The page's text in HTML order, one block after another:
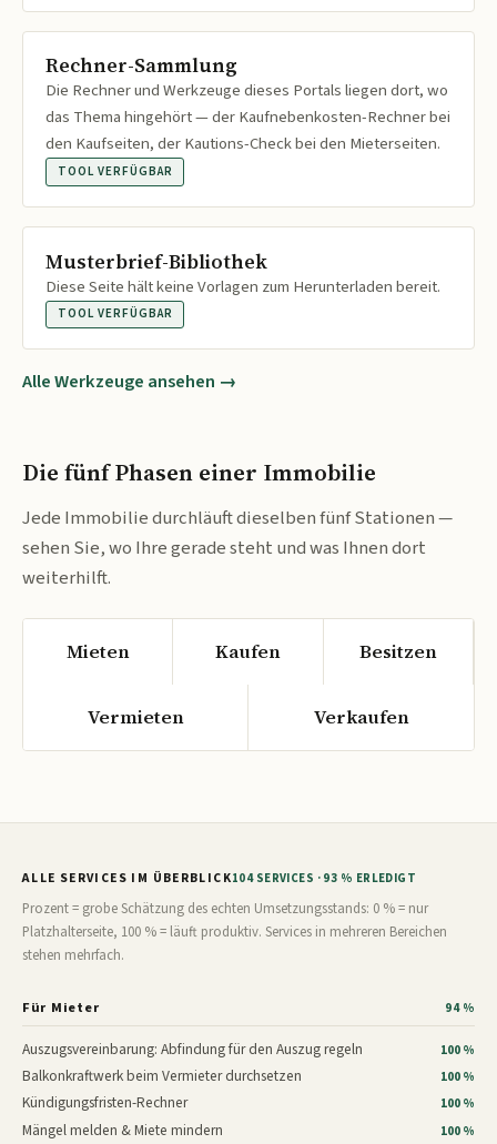
Rechner-Sammlung
Die Rechner und Werkzeuge dieses Portals liegen dort, wo
das Thema hingehört — der Kaufnebenkosten-Rechner bei
den Kaufseiten, der Kautions-Check bei den Mieterseiten.
TOOL VERFÜGBAR
Musterbrief-Bibliothek
Diese Seite hält keine Vorlagen zum Herunterladen bereit.
TOOL VERFÜGBAR
Alle Werkzeuge ansehen →
Die fünf Phasen einer Immobilie
Jede Immobilie durchläuft dieselben fünf Stationen —
sehen Sie, wo Ihre gerade steht und was Ihnen dort
weiterhilft.
Mieten Kaufen Besitzen
Vermieten Verkaufen
ALLE SERVICES IM ÜBERBLICK104 SERVICES · 93 % ERLEDIGT
Prozent = grobe Schätzung des echten Umsetzungsstands: 0 % = nur
Platzhalterseite, 100 % = läuft produktiv. Services in mehreren Bereichen
stehen mehrfach.
Für Mieter 94 %
Auszugsvereinbarung: Abfindung für den Auszug regeln 100 %
Balkonkraftwerk beim Vermieter durchsetzen 100 %
Kündigungsfristen-Rechner 100 %
Mängel melden & Miete mindern 100 %